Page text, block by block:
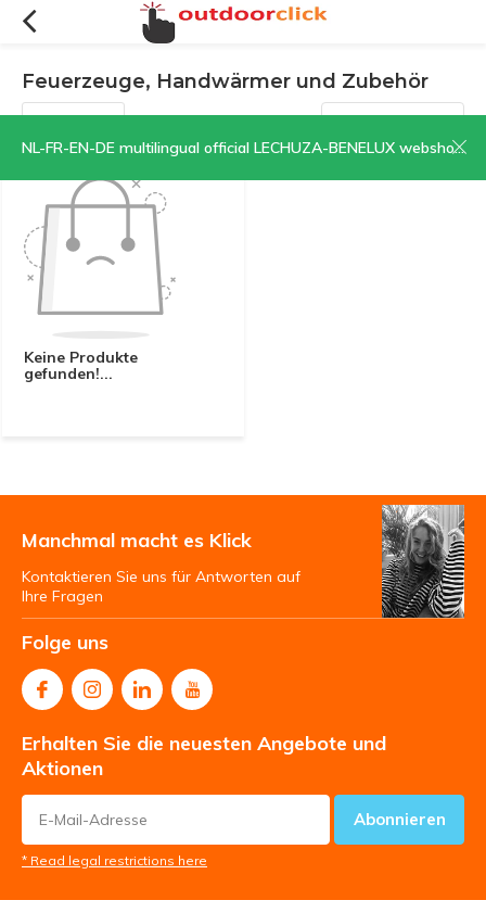
NL-FR-EN-DE multilingual official LECHUZA-BENELUX webshop | CLICK HERE NOW!
Feuerzeuge, Handwärmer und Zubehör
Filter Sortieren nach:
Keine Produkte
gefunden!...
Manchmal macht es Klick
Kontaktieren Sie uns für Antworten auf
Ihre Fragen
Folge uns
Erhalten Sie die neuesten Angebote und
Aktionen
Abonnieren
* Read legal restrictions here